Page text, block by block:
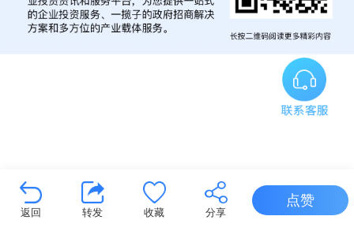
返回 转发 收藏 分享
点赞